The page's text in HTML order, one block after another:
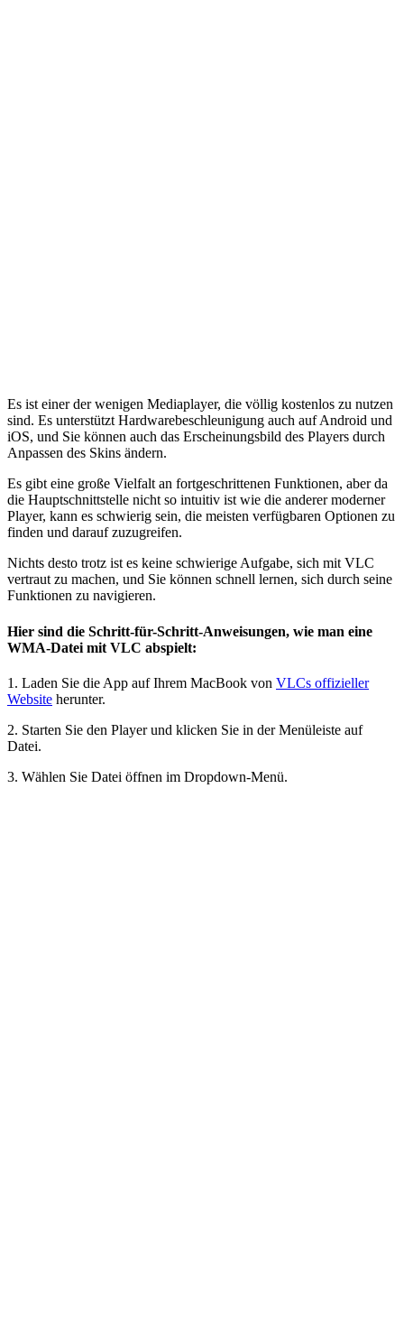
Es ist einer der wenigen Mediaplayer, die völlig kostenlos zu nutzen
sind. Es unterstützt Hardwarebeschleunigung auch auf Android und
iOS, und Sie können auch das Erscheinungsbild des Players durch
Anpassen des Skins ändern.
Es gibt eine große Vielfalt an fortgeschrittenen Funktionen, aber da
die Hauptschnittstelle nicht so intuitiv ist wie die anderer moderner
Player, kann es schwierig sein, die meisten verfügbaren Optionen zu
finden und darauf zuzugreifen.
Nichts desto trotz ist es keine schwierige Aufgabe, sich mit VLC
vertraut zu machen, und Sie können schnell lernen, sich durch seine
Funktionen zu navigieren.
Hier sind die Schritt-für-Schritt-Anweisungen, wie man eine
WMA-Datei mit VLC abspielt:
1. Laden Sie die App auf Ihrem MacBook von VLCs offizieller
Website herunter.
2. Starten Sie den Player und klicken Sie in der Menüleiste auf
Datei.
3. Wählen Sie Datei öffnen im Dropdown-Menü.